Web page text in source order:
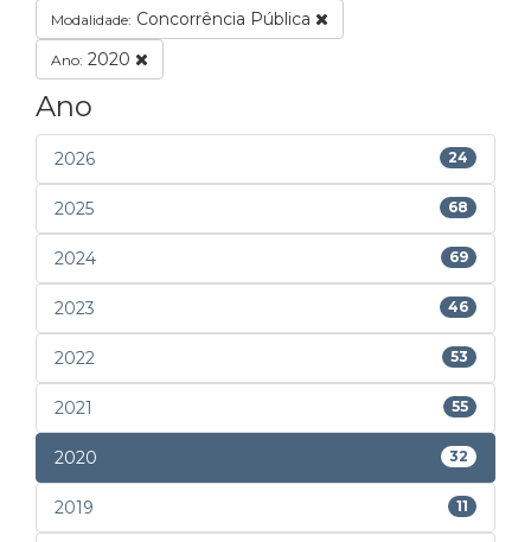
Modalidade: Concorrência Pública
Ano: 2020
Ano
2026 24
2025 68
2024 69
2023 46
2022 53
2021 55
2020 32
2019 11